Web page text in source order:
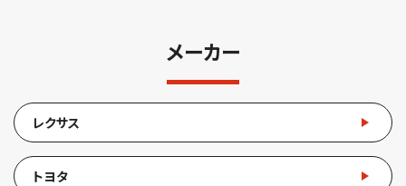
メーカー
レクサス
トヨタ